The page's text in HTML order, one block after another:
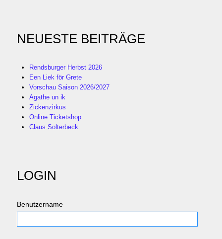
NEUESTE BEITRÄGE
Rendsburger Herbst 2026
Een Liek för Grete
Vorschau Saison 2026/2027
Agathe un ik
Zickenzirkus
Online Ticketshop
Claus Solterbeck
LOGIN
Benutzername